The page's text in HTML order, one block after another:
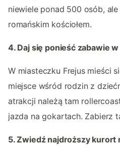
niewiele ponad 500 osób,
romańskim kościołem.
4. Daj się ponieść zabawie
W miasteczku Frejus mieści
miejsce wśród rodzin z
atrakcji należą tam
jazda na gokartach. Zabierz
5. Zwiedź najdroższy kurort